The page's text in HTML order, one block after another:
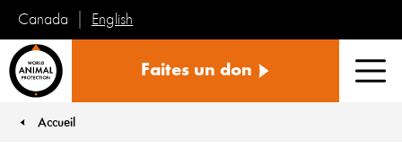
Canada English
mondiale
animaux
Faites un don
Accueil